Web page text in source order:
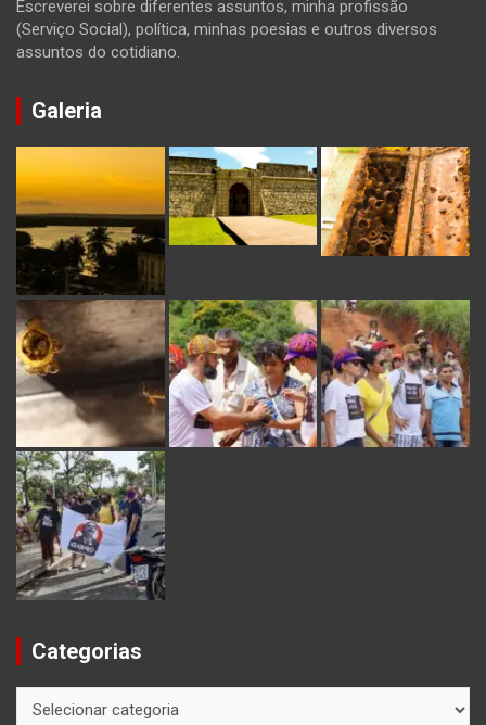
Escreverei sobre diferentes assuntos, minha profissão
(Serviço Social), política, minhas poesias e outros diversos
assuntos do cotidiano.
Galeria
Categorias